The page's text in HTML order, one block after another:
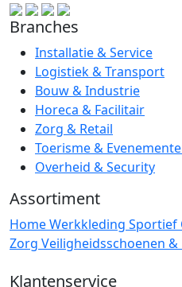
Branches
Installatie & Service
Logistiek & Transport
Bouw & Industrie
Horeca & Facilitair
Zorg & Retail
Toerisme &
Overheid & Security
Assortiment
HomeWerkkleding Sportief
Zorg Veiligheidsschoenen &
Klantenservice